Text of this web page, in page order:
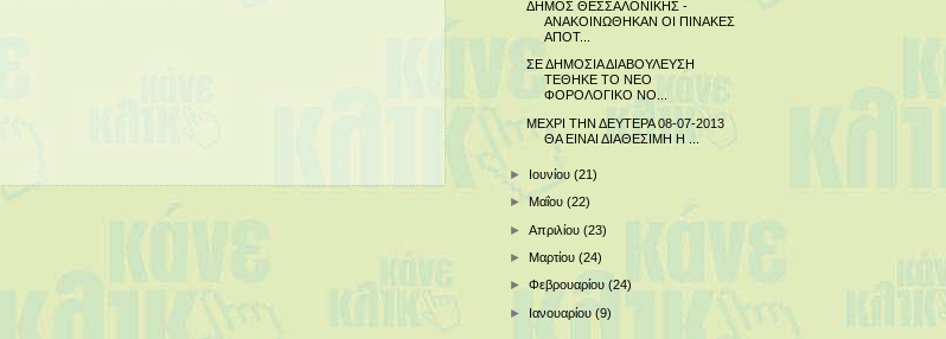
ΔΗΜΟΣ ΘΕΣΣΑΛΟΝΙΚΗΣ -
ΑΝΑΚΟΙΝΩΘΗΚΑΝ ΟΙ ΠΙΝΑΚΕΣ
ΑΠΟΤ...
ΣΕ ΔΗΜΟΣΙΑ ΔΙΑΒΟΥΛΕΥΣΗ
ΤΕΘΗΚΕ ΤΟ ΝΕΟ
ΦΟΡΟΛΟΓΙΚΟ ΝΟ...
ΜΕΧΡΙ ΤΗΝ ΔΕΥΤΕΡΑ 08-07-2013
ΘΑ ΕΙΝΑΙ ΔΙΑΘΕΣΙΜΗ Η ...
► Ιουνίου(21)
► Μαΐου(22)
►Απριλίου(23)
► Μαρτίου(24)
►Φεβρουαρίου(24)
► Ιανουαρίου(9)